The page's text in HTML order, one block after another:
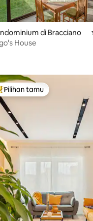
dari 5, 283 ulasan
di Bracciano
House
dari 5, 416 ulasan
tamu terpopuler
Pilihan tamu